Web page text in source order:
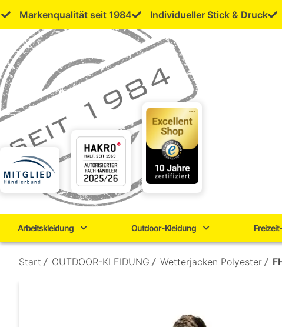
to
content
Markenqualität seit 1984 Individueller Stick & Druck
Arbeitskleidung Outdoor-Kleidung
Start / OUTDOOR-KLEIDUNG / Wetterjacken Polyester /